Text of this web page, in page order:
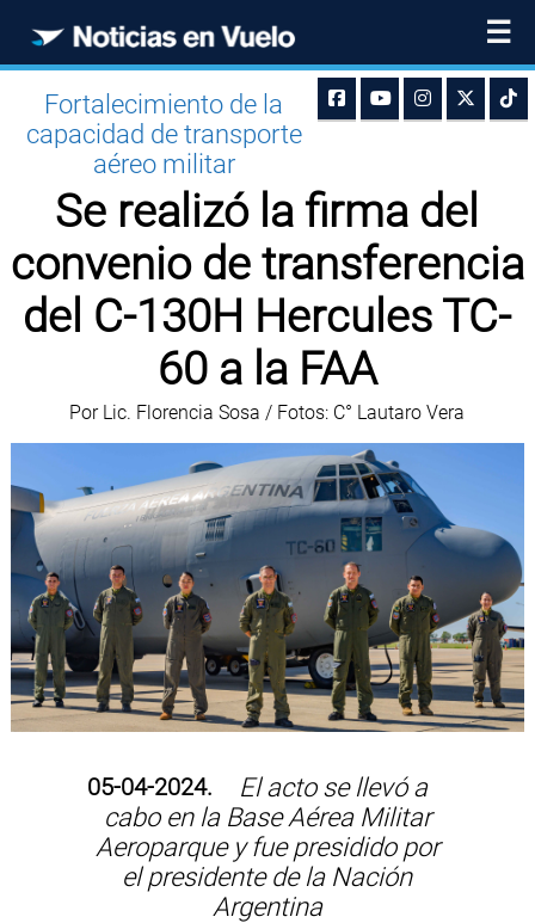
☰
Fortalecimiento de la
capacidad de transporte
aéreo militar
Se realizó la firma del
convenio de transferencia
del C-130H Hercules TC-
60 a la FAA
Por Lic. Florencia Sosa / Fotos: C° Lautaro Vera
05-04-2024.
El acto se llevó a
cabo en la Base Aérea Militar
Aeroparque y fue presidido por
el presidente de la Nación
Argentina